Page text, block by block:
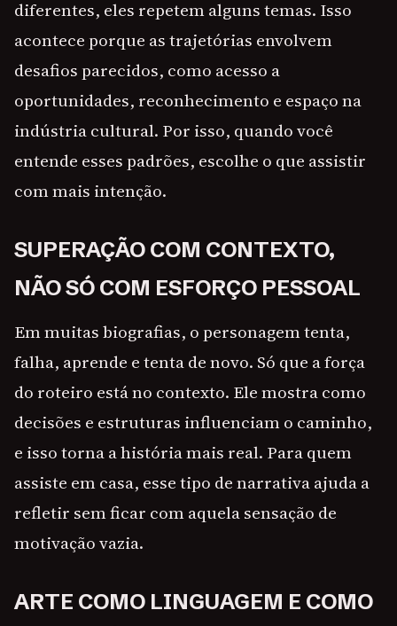
diferentes, eles repetem alguns temas. Isso
acontece porque as trajetórias envolvem
desafios parecidos, como acesso a
oportunidades, reconhecimento e espaço na
indústria cultural. Por isso, quando você
entende esses padrões, escolhe o que assistir
com mais intenção.
SUPERAÇÃO COM CONTEXTO,
NÃO SÓ COM ESFORÇO PESSOAL
Em muitas biografias, o personagem tenta,
falha, aprende e tenta de novo. Só que a força
do roteiro está no contexto. Ele mostra como
decisões e estruturas influenciam o caminho,
e isso torna a história mais real. Para quem
assiste em casa, esse tipo de narrativa ajuda a
refletir sem ficar com aquela sensação de
motivação vazia.
ARTE COMO LINGUAGEM E COMO